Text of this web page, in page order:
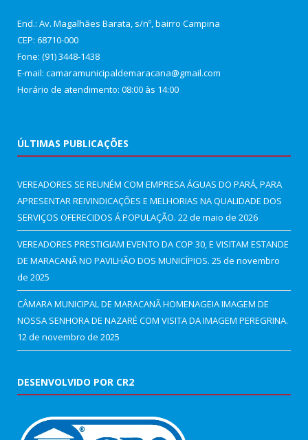
End.: Av. Magalhães Barata, s/nº, bairro Campina
CEP: 68710-000
Fone: (91) 3448-1438
E-mail: camaramunicipaldemaracana@gmail.com
Horário de atendimento: 08:00 às 14:00
ÚLTIMAS PUBLICAÇÕES
VEREADORES SE REUNÉM COM EMPRESA ÁGUAS DO PARÁ, PARA
APRESENTAR REIVINDICAÇÕES E MELHORIAS NA QUALIDADE DOS
SERVIÇOS OFERECIDOS Á POPULAÇÃO. 22 de maio de 2026
VEREADORES PRESTIGIAM EVENTO DA COP 30, E VISITAM ESTANDE
DE MARACANÃ NO PAVILHÃO DOS MUNICÍPIOS. 25 de novembro
de 2025
CÂMARA MUNICIPAL DE MARACANÃ HOMENAGEIA IMAGEM DE
NOSSA SENHORA DE NAZARÉ COM VISITA DA IMAGEM PEREGRINA.
12 de novembro de 2025
DESENVOLVIDO POR CR2